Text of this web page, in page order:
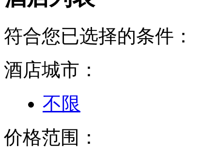
符合您已选择的条件：
酒店城市：
不限
价格范围：